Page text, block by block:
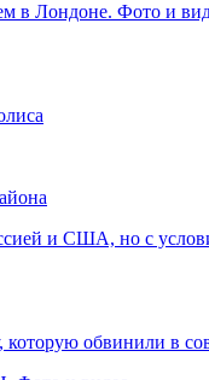
в Лондоне. Фото и
и США, но с
которую обвинили в